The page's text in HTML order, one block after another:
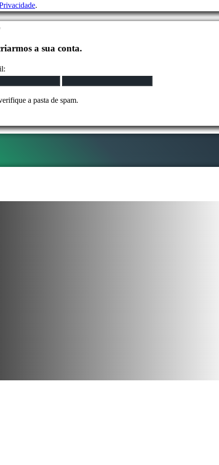
.
a sua conta.
a pasta de spam.